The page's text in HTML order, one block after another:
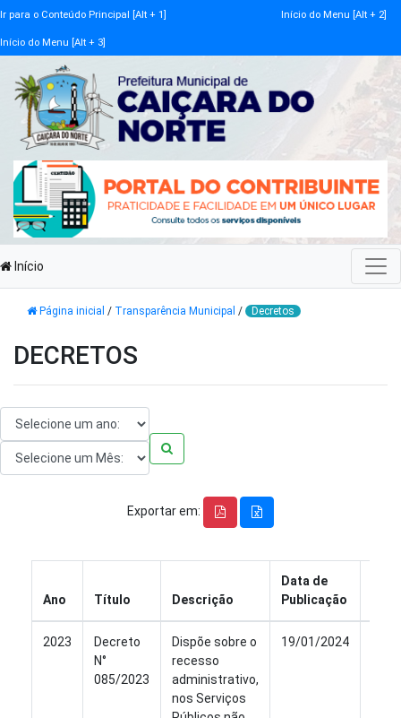
Ir para o Conteúdo Principal [Alt + 1] Início do Menu [Alt + 2]
Início do Menu [Alt + 3]
Início
Página inicial / Transparência Municipal / Decretos
DECRETOS
Exportar em:
Ano Título Descrição
Data de
Publicação
2023
Decreto
N°
085/2023
Dispõe sobre o
recesso
administrativo,
nos Serviços
19/01/2024